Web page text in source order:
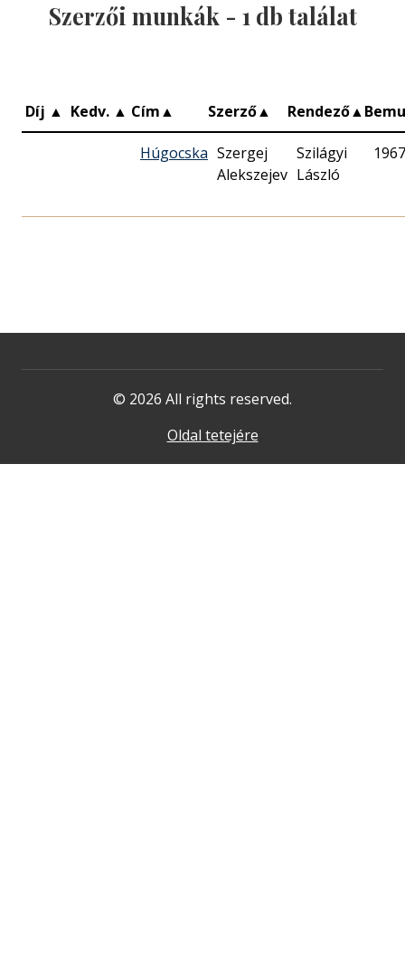
Szerzői munkák - 1 db találat
Díj ▲ Kedv. ▲ Cím▲ Szerző▲ Rendező▲
Húgocska Szergej
Alekszejev
Szilágyi
László
© 2026 All rights reserved.
Oldal tetejére